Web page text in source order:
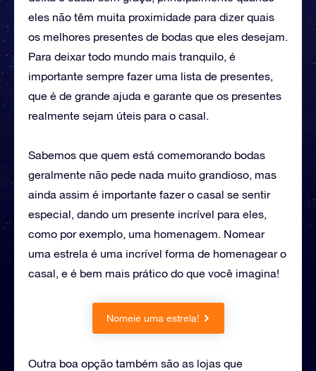
eles não têm muita proximidade para dizer quais
os melhores presentes de bodas que eles desejam.
Para deixar todo mundo mais tranquilo, é
importante sempre fazer uma lista de presentes,
que é de grande ajuda e garante que os presentes
realmente sejam úteis para o casal.
Sabemos que quem está comemorando bodas
geralmente não pede nada muito grandioso, mas
ainda assim é importante fazer o casal se sentir
especial, dando um presente incrível para eles,
como por exemplo, uma homenagem. Nomear
uma estrela é uma incrível forma de homenagear o
casal, e é bem mais prático do que você imagina!
Nomeie uma estrela!
Outra boa opção também são as lojas que